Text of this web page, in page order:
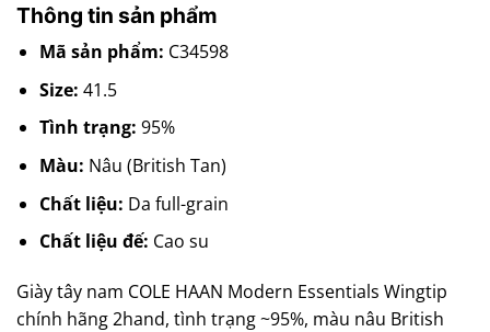
Thông tin sản phẩm
Mã sản phẩm: C34598
Size: 41.5
Tình trạng: 95%
Màu: Nâu (British Tan)
Chất liệu: Da full-grain
Chất liệu đế: Cao su
Giày tây nam COLE HAAN Modern Essentials Wingtip
chính hãng 2hand, tình trạng ~95%, màu nâu British